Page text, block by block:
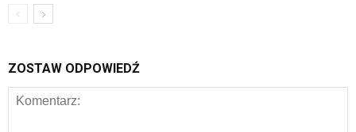
ZOSTAW ODPOWIEDŹ